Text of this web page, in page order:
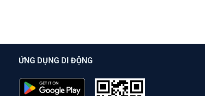
ỨNG DỤNG DI ĐỘNG